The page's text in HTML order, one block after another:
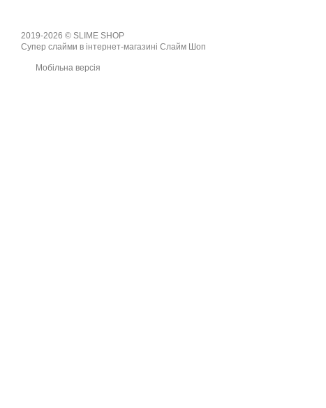
2019-2026 © SLIME SHOP
Супер слайми в інтернет-магазині Слайм Шоп
Мобільна версія